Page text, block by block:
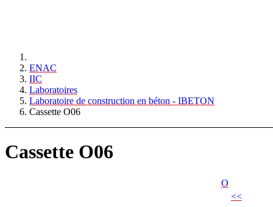
ENAC
IIC
Laboratoires
Laboratoire de construction en béton - IBETON
Cassette O06
Cassette O06
O
<<